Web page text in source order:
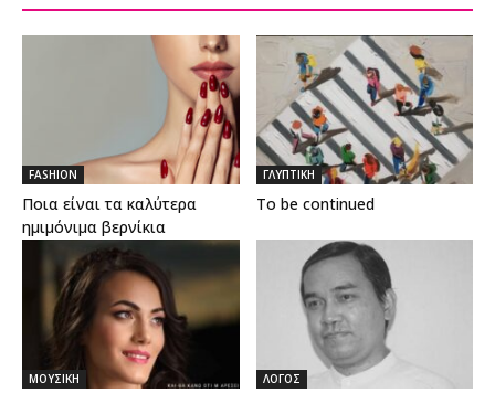
FASHION
Ποια είναι τα καλύτερα
ημιμόνιμα βερνίκια
ΓΛΥΠΤΙΚΗ
To be continued
ΜΟΥΣΙΚΗ ΛΟΓΟΣ